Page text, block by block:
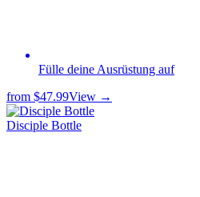
Fülle deine Ausrüstung auf
from $47.99View →
Disciple Bottle